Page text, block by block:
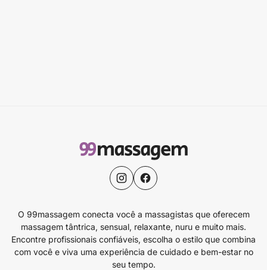
O 99massagem conecta você a massagistas que oferecem
massagem tântrica, sensual, relaxante, nuru e muito mais.
Encontre profissionais confiáveis, escolha o estilo que combina
com você e viva uma experiência de cuidado e bem-estar no
seu tempo.